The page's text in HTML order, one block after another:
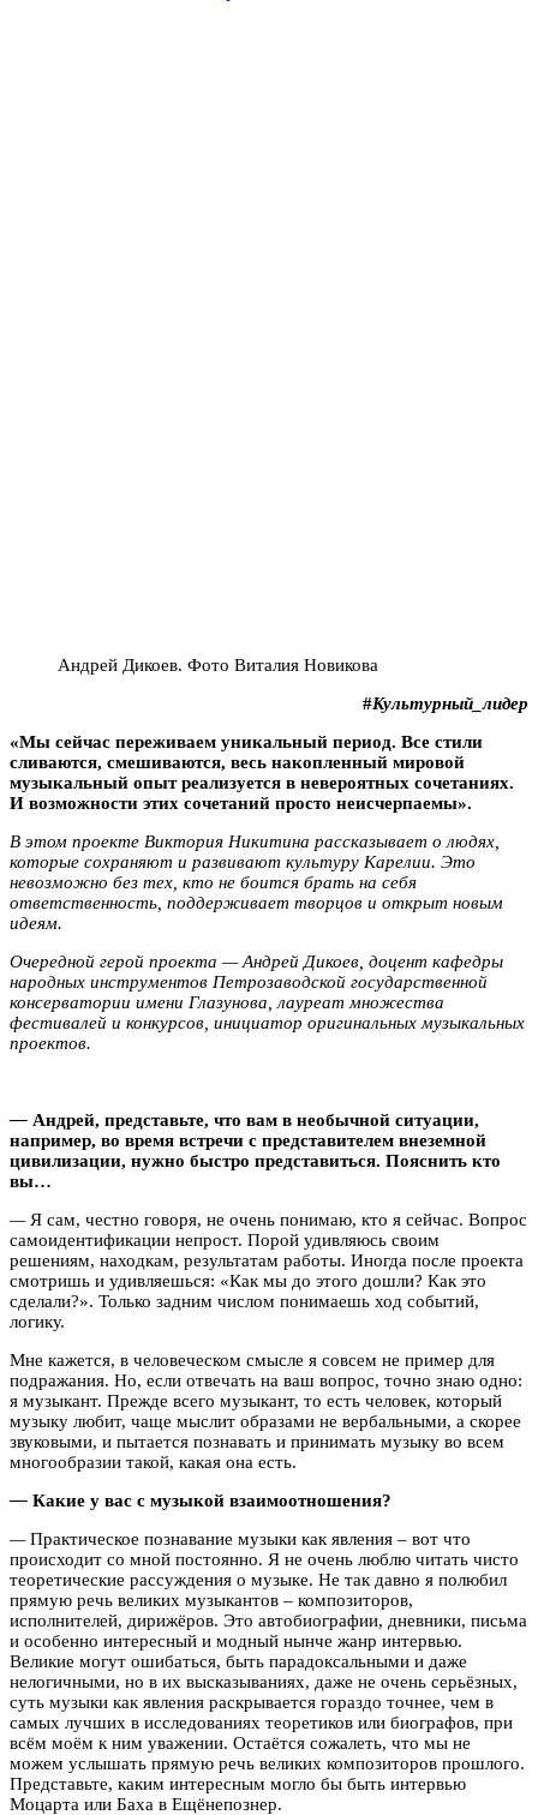
Андрей Дикоев. Фото Виталия Новикова
#Культурный_лидер
«Мы сейчас переживаем уникальный период. Все стили
сливаются, смешиваются, весь накопленный мировой
музыкальный опыт реализуется в невероятных сочетаниях.
И возможности этих сочетаний просто неисчерпаемы».
В этом проекте Виктория Никитина рассказывает о людях,
которые сохраняют и развивают культуру Карелии. Это
невозможно без тех, кто не боится брать на себя
ответственность, поддерживает творцов и открыт новым
идеям.
Очередной герой проекта — Андрей Дикоев, доцент кафедры
народных инструментов Петрозаводской государственной
консерватории имени Глазунова, лауреат множества
фестивалей и конкурсов, инициатор оригинальных музыкальных
проектов.
— Андрей, представьте, что вам в необычной ситуации,
например, во время встречи с представителем внеземной
цивилизации, нужно быстро представиться. Пояснить кто
вы…
— Я сам, честно говоря, не очень понимаю, кто я сейчас. Вопрос
самоидентификации непрост. Порой удивляюсь своим
решениям, находкам, результатам работы. Иногда после проекта
смотришь и удивляешься: «Как мы до этого дошли? Как это
сделали?». Только задним числом понимаешь ход событий,
логику.
Мне кажется, в человеческом смысле я совсем не пример для
подражания. Но, если отвечать на ваш вопрос, точно знаю одно:
я музыкант. Прежде всего музыкант, то есть человек, который
музыку любит, чаще мыслит образами не вербальными, а скорее
звуковыми, и пытается познавать и принимать музыку во всем
многообразии такой, какая она есть.
— Какие у вас с музыкой взаимоотношения?
—Практическое познавание музыки как явления – вот что
происходит со мной постоянно. Я не очень люблю читать чисто
теоретические рассуждения о музыке. Не так давно я полюбил
прямую речь великих музыкантов – композиторов,
исполнителей, дирижёров. Это автобиографии, дневники, письма
и особенно интересный и модный нынче жанр интервью.
Великие могут ошибаться, быть парадоксальными и даже
нелогичными, но в их высказываниях, даже не очень серьёзных,
суть музыки как явления раскрывается гораздо точнее, чем в
самых лучших в исследованиях теоретиков или биографов, при
всём моём к ним уважении. Остаётся сожалеть, что мы не
можем услышать прямую речь великих композиторов прошлого.
Представьте, каким интересным могло бы быть интервью
Моцарта или Баха в Ещёнепознер.